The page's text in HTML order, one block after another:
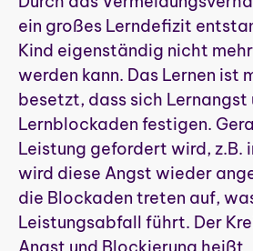
ein großes Lerndefizit
Kind eigenständig nicht
werden kann. Das Lernen ist
besetzt, dass sich Lernangst
Lernblockaden festigen.
Leistung gefordert wird, z.B.
wird diese Angst wieder
die Blockaden treten auf,
Leistungsabfall führt. Der